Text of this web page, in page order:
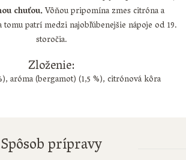
chuťou.Vôňou pripomína zmes citróna a
tomu patrí medzi najobľúbenejšie nápoje od 19.
storočia.
Zloženie:
aróma (bergamot) (1,5 %), citrónová kôra
Spôsob prípravy